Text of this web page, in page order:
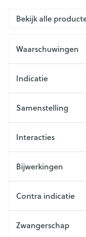
Bekijk alle
Waarschuwingen
Indicatie
Samenstelling
Interacties
Bijwerkingen
Contra indicatie
Zwangerschap